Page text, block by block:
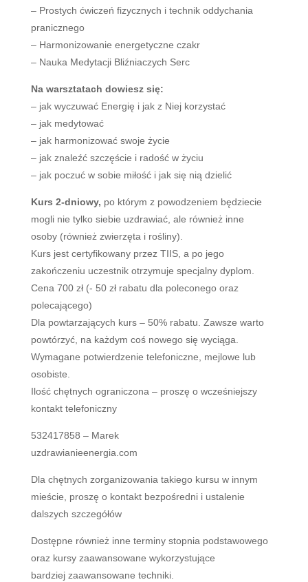
– Prostych ćwiczeń fizycznych i technik oddychania
pranicznego
– Harmonizowanie energetyczne czakr
– Nauka Medytacji Bliźniaczych Serc
Na warsztatach dowiesz się:
– jak wyczuwać Energię i jak z Niej korzystać
– jak medytować
– jak harmonizować swoje życie
– jak znaleźć szczęście i radość w życiu
– jak poczuć w sobie miłość i jak się nią dzielić
Kurs 2-dniowy, po którym z powodzeniem będziecie
mogli nie tylko siebie uzdrawiać, ale również inne
osoby (również zwierzęta i rośliny).
Kurs jest certyfikowany przez TIIS, a po jego
zakończeniu uczestnik otrzymuje specjalny dyplom.
Cena 700 zł (- 50 zł rabatu dla poleconego oraz
polecającego)
Dla powtarzających kurs – 50% rabatu. Zawsze warto
powtórzyć, na każdym coś nowego się wyciąga.
Wymagane potwierdzenie telefoniczne, mejlowe lub
osobiste.
Ilość chętnych ograniczona – proszę o wcześniejszy
kontakt telefoniczny
532417858 – Marek
uzdrawianieenergia.com
Dla chętnych zorganizowania takiego kursu w innym
mieście, proszę o kontakt bezpośredni i ustalenie
dalszych szczegółów
Dostępne również inne terminy stopnia podstawowego
oraz kursy zaawansowane wykorzystujące
bardziej zaawansowane techniki.